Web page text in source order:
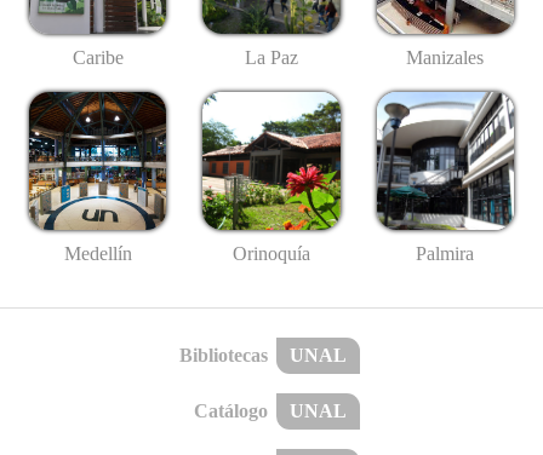
Caribe La Paz Manizales
Medellín Orinoquía Palmira
Bibliotecas UNAL
Catálogo UNAL